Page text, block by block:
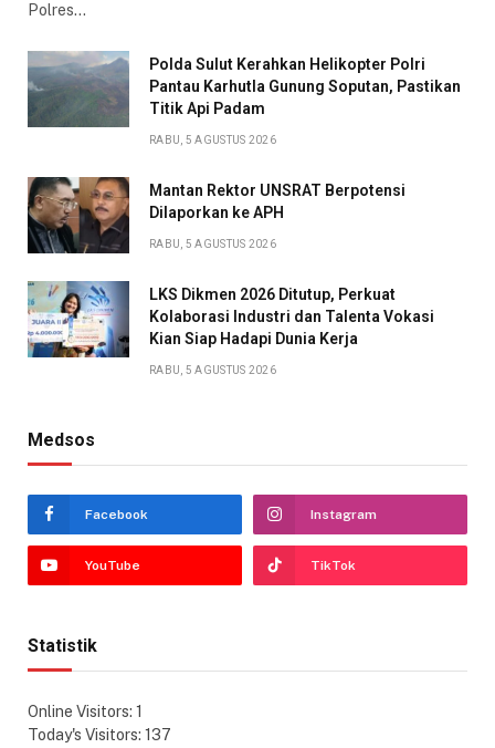
Polres…
Polda Sulut Kerahkan Helikopter Polri
Pantau Karhutla Gunung Soputan, Pastikan
Titik Api Padam
RABU, 5 AGUSTUS 2026
Mantan Rektor UNSRAT Berpotensi
Dilaporkan ke APH
RABU, 5 AGUSTUS 2026
LKS Dikmen 2026 Ditutup, Perkuat
Kolaborasi Industri dan Talenta Vokasi
Kian Siap Hadapi Dunia Kerja
RABU, 5 AGUSTUS 2026
Medsos
Facebook Instagram
YouTube TikTok
Statistik
Online Visitors: 1
Today's Visitors: 137